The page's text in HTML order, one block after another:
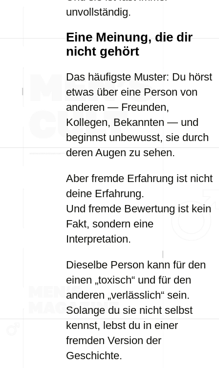
unvollständig.
Eine Meinung, die dir
nicht gehört
Das häufigste Muster: Du hörst
etwas über eine Person von
anderen — Freunden,
Kollegen, Bekannten — und
beginnst unbewusst, sie durch
deren Augen zu sehen.
Aber fremde Erfahrung ist nicht
deine Erfahrung.
Und fremde Bewertung ist kein
Fakt, sondern eine
Interpretation.
Dieselbe Person kann für den
einen „toxisch“ und für den
anderen „verlässlich“ sein.
Solange du sie nicht selbst
kennst, lebst du in einer
fremden Version der
Geschichte.